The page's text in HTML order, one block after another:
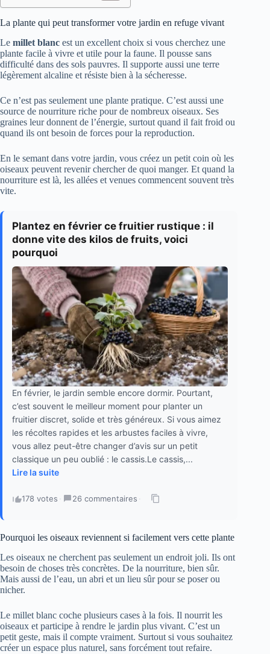
La plante qui peut transformer votre jardin en refuge vivant
Le millet blanc est un excellent choix si vous cherchez une
plante facile à vivre et utile pour la faune. Il pousse sans
difficulté dans des sols pauvres. Il supporte aussi une terre
légèrement alcaline et résiste bien à la sécheresse.
Ce n’est pas seulement une plante pratique. C’est aussi une
source de nourriture riche pour de nombreux oiseaux. Ses
graines leur donnent de l’énergie, surtout quand il fait froid ou
quand ils ont besoin de forces pour la reproduction.
En le semant dans votre jardin, vous créez un petit coin où les
oiseaux peuvent revenir chercher de quoi manger. Et quand la
nourriture est là, les allées et venues commencent souvent très
vite.
Plantez en février ce fruitier rustique : il
donne vite des kilos de fruits, voici
pourquoi
En février, le jardin semble encore dormir. Pourtant,
c’est souvent le meilleur moment pour planter un
fruitier discret, solide et très généreux. Si vous aimez
les récoltes rapides et les arbustes faciles à vivre,
vous allez peut-être changer d’avis sur un petit
classique un peu oublié : le cassis.Le cassis,...
Lire la suite
178 votes · 26 commentaires ·
Pourquoi les oiseaux reviennent si facilement vers cette plante
Les oiseaux ne cherchent pas seulement un endroit joli. Ils ont
besoin de choses très concrètes. De la nourriture, bien sûr.
Mais aussi de l’eau, un abri et un lieu sûr pour se poser ou
nicher.
Le millet blanc coche plusieurs cases à la fois. Il nourrit les
oiseaux et participe à rendre le jardin plus vivant. C’est un
petit geste, mais il compte vraiment. Surtout si vous souhaitez
créer un espace plus naturel, sans forcément tout refaire.